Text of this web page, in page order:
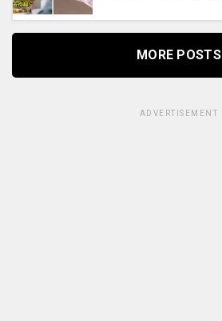
MORE POSTS
ADVERTISEMENT